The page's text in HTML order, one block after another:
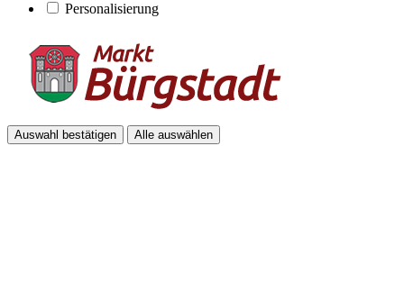
Personalisierung
Auswahl bestätigen Alle auswählen